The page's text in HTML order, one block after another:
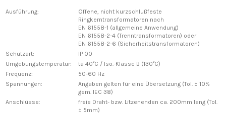
Ausführung:
Offene, nicht kurzschlußfeste
Ringkerntransformatoren nach
EN 61558-1 (allgemeine Anwendung)
EN 61558-2-4 (Trenntransformatoren) oder
EN 61558-2-6 (Sicherheitstransformatoren)
Schutzart:
IP 00
Umgebungstemperatur:
ta 40°C / Iso.-Klasse B (130°C)
Frequenz:
50-60 Hz
Spannungen:
Angaben gelten für eine Übersetzung (Tol. ± 10%
gem. IEC 38)
Anschlüsse:
freie Draht- bzw. Litzenenden ca. 200mm lang (Tol.
± 5mm)